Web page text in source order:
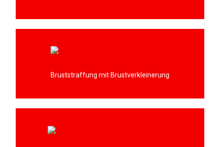
Bruststraffung mit Brustverkleinerung